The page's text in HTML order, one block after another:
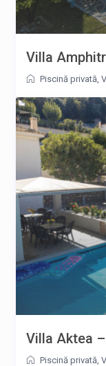
Villa
Piscină privată,
Villa Aktea
Piscină privată ,